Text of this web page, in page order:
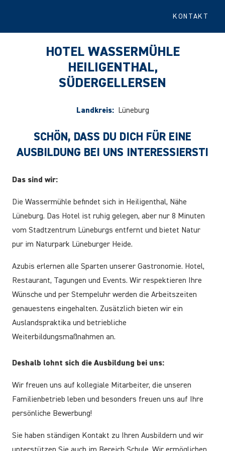
KONTAKT
HOTEL WASSERMÜHLE
HEILIGENTHAL,
SÜDERGELLERSEN
Landkreis: Lüneburg
SCHÖN, DASS DU DICH FÜR EINE
AUSBILDUNG BEI UNS INTERESSIERST!
Das sind wir:
Die Wassermühle befindet sich in Heiligenthal, Nähe
Lüneburg. Das Hotel ist ruhig gelegen, aber nur 8 Minuten
vom Stadtzentrum Lüneburgs entfernt und bietet Natur
pur im Naturpark Lüneburger Heide.
Azubis erlernen alle Sparten unserer Gastronomie. Hotel,
Restaurant, Tagungen und Events. Wir respektieren Ihre
Wünsche und per Stempeluhr werden die Arbeitszeiten
genauestens eingehalten. Zusätzlich bieten wir ein
Auslandspraktika und betriebliche
Weiterbildungsmaßnahmen an.
Deshalb lohnt sich die Ausbildung bei uns:
Wir freuen uns auf kollegiale Mitarbeiter, die unseren
Familienbetrieb leben und besonders freuen uns auf Ihre
persönliche Bewerbung!
Sie haben ständigen Kontakt zu Ihren Ausbildern und wir